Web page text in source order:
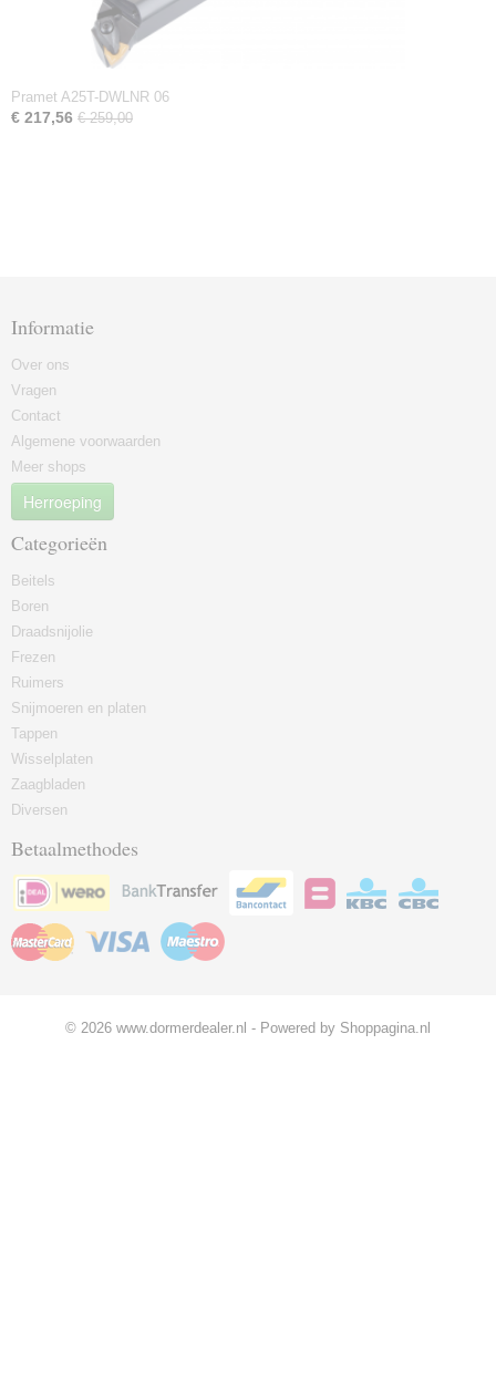
Pramet A25T-DWLNR 06
€ 217,56 € 259,00
Informatie
Over ons
Vragen
Contact
Algemene voorwaarden
Meer shops
Herroeping
Categorieën
Beitels
Boren
Draadsnijolie
Frezen
Ruimers
Snijmoeren en platen
Tappen
Wisselplaten
Zaagbladen
Diversen
Betaalmethodes
© 2026 www.dormerdealer.nl - Powered by Shoppagina.nl